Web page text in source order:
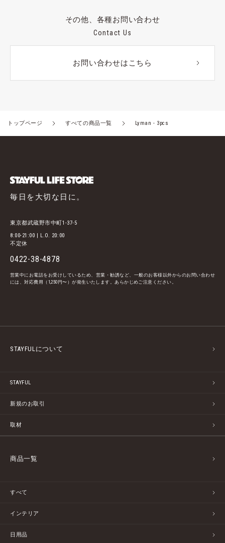
その他、各種お問い合わせ
Contact Us
お問い合わせはこちら
トップページ すべての商品一覧 Lyman - 3pcs
毎日を大切な日に。
東京都武蔵野市中町1-37-5
8:00-21:00 | L.O. 20:00
不定休
0422-38-4878
営業中にお電話をお受けしているため、営業・勧誘など、一般のお客様以外からのお問い合わせ
には、対応費用（1,250円〜）が発生いたします。あらかじめご注意ください。
STAYFULについて
STAYFUL
新規のお取引
取材
商品一覧
すべて
インテリア
日用品